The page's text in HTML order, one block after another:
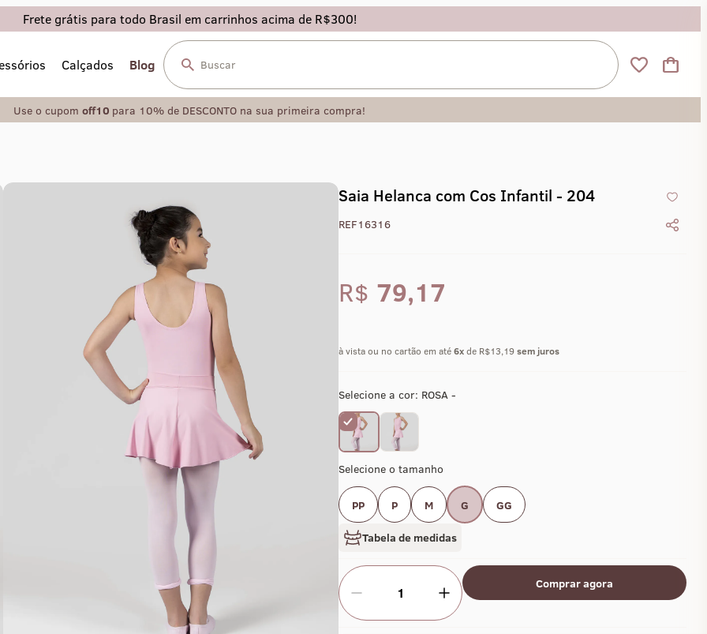
Frete grátis para todo Brasil em carrinhos acima de R$300!
Calçados Blog
Use o cupom off10 para 10% de DESCONTO na sua primeira compra!
Saia Helanca com Cos Infantil - 204
REF16316
R$ 79,17
à vista ou no cartão em até6xde R$13,19sem juros
Selecione a cor: ROSA -
Selecione o tamanho
PP P M G GG
Tabela de medidas
1
Comprar agora